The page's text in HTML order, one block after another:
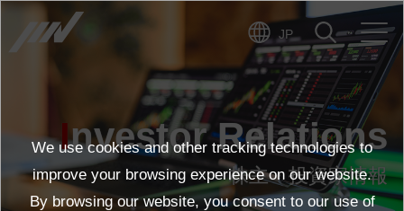
JP
Investor Relations
株主・投資家情報
We use cookies and other tracking technologies to
improve your browsing experience on our website.
By browsing our website, you consent to our use of